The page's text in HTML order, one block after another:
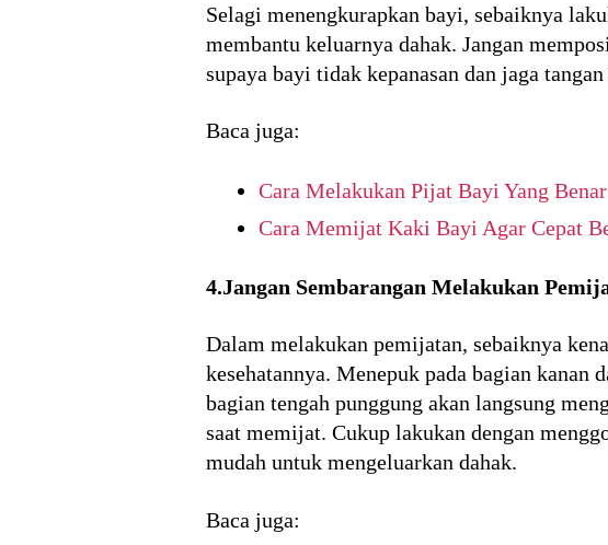
Selagi menengkurapkan bayi, sebaiknya
membantu keluarnya dahak. Jangan
supaya bayi tidak kepanasan dan jaga
Baca juga:
Cara Melakukan Pijat Bayi Yang Benar
Cara Memijat Kaki Bayi Agar Cepat
4.Jangan Sembarangan Melakukan
Dalam melakukan pemijatan, sebaiknya
kesehatannya. Menepuk pada bagian kanan
bagian tengah punggung akan langsung
saat memijat. Cukup lakukan dengan
mudah untuk mengeluarkan dahak.
Baca juga: